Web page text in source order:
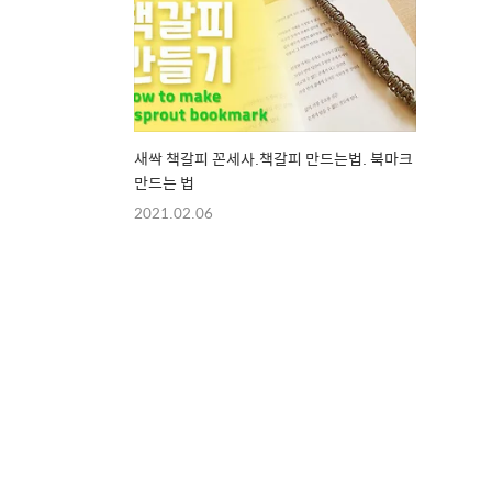
새싹 책갈피 꼰세사.책갈피 만드는법. 북마크
만드는 법
2021.02.06